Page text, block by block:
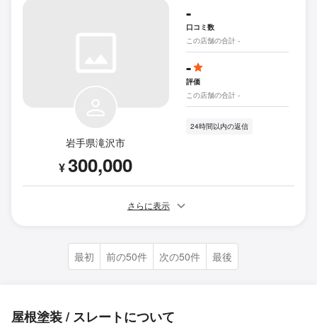
岩手県滝沢市
¥300,000
-
口コミ数
この店舗の合計 -
-
評価
この店舗の合計 -
24時間以内の返信
さらに表示
最初 前の50件 次の50件 最後
屋根塗装 / スレートについて